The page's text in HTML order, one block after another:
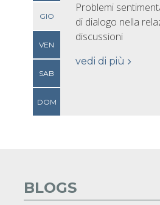
GIO
VEN
SAB
DOM
Problemi
di dialogo nella
discussioni
vedi di più
BLOGS